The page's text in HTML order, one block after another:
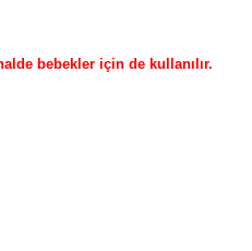
bebekler için de kullanılır.